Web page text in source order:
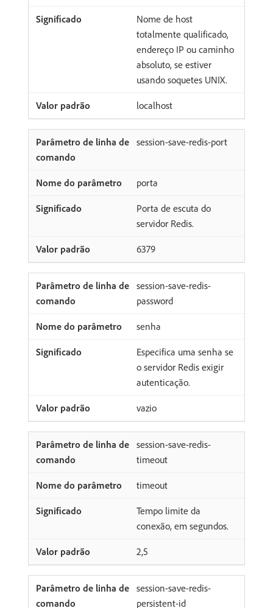
Nome de host
totalmente qualificado,
endereço IP ou caminho
absoluto, se estiver
usando soquetes UNIX.
localhost
session-save-redis-port
porta
Porta de escuta do
servidor Redis.
6379
session-save-redis-
password
senha
Especifica uma senha se
o servidor Redis exigir
autenticação.
vazio
session-save-redis-
timeout
timeout
Tempo limite da
conexão, em segundos.
2,5
session-save-redis-
persistent-id